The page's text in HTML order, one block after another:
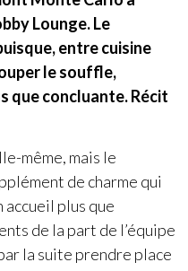
Lounge. Le
entre cuisine
le souffle,
que concluante. Récit
même, mais le
de charme qui
plus que
de la part de l’équipe
la suite prendre place